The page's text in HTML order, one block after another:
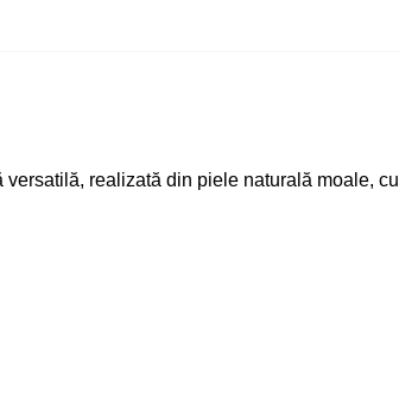
realizată din piele naturală moale, cu